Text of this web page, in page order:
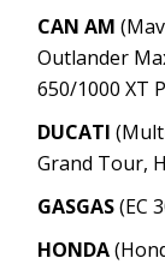
CAN AM
Outlander
650/1000 XT
DUCATI
Grand Tour,
GASGAS(EC
HONDA